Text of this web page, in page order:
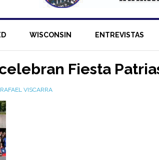
WISCONSIN ENTREVISTAS
Fiesta
RAFAEL VISCARRA